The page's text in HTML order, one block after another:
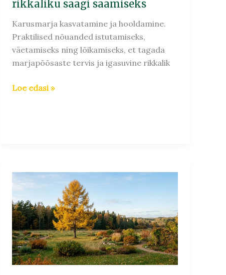
rikkaliku saagi saamiseks
Karusmarja kasvatamine ja hooldamine.
Praktilised nõuanded istutamiseks,
väetamiseks ning lõikamiseks, et tagada
marjapõõsaste tervis ja igasuvine rikkalik
Loe edasi »
Lehise
istutamine
ja
hooldus:
praktiline
juhend